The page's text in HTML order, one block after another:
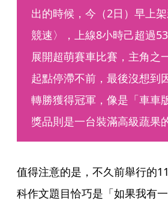
出的時候，今（2日）早上
競速〉，上線8小時己超過
展開超萌賽車比賽，主角之
起點停滯不前，最後沒想到
轉勝獲得冠軍，像是「車車
獎品則是一台裝滿高級蔬果
值得注意的是，不久前舉行的
科作文題目恰巧是「如果我有